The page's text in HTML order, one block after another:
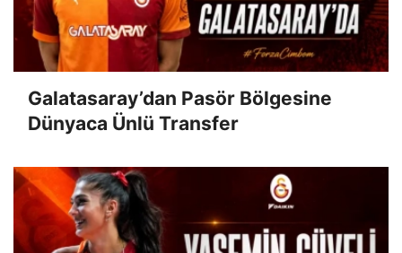
Galatasaray’dan Pasör Bölgesine
Dünyaca Ünlü Transfer